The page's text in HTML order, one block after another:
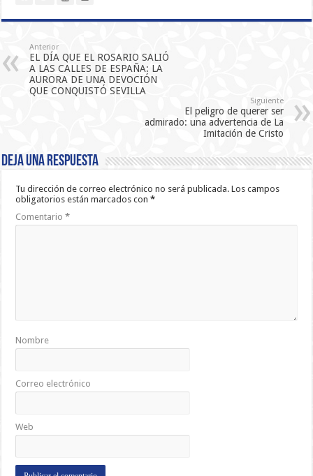
Anterior
EL DÍA QUE EL ROSARIO SALIÓ
A LAS CALLES DE ESPAÑA: LA
AURORA DE UNA DEVOCIÓN
QUE CONQUISTÓ SEVILLA
Siguiente
El peligro de querer ser
admirado: una advertencia de La
Imitación de Cristo
Deja una respuesta
Tu dirección de correo electrónico no será publicada. Los campos
obligatorios están marcados con*
Comentario*
Nombre
Correo electrónico
Web